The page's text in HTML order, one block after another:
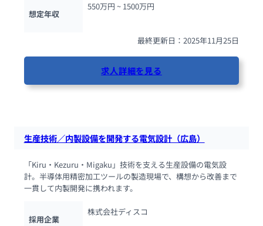
想定年収
550万円 ~ 1500万円
最終更新日：2025年11月25日
求人詳細を見る
生産技術／内製設備を開発する電気設計（広島）
「Kiru・Kezuru・Migaku」技術を支える生産設備の電気設
計。半導体用精密加工ツールの製造現場で、構想から改善まで
一貫して内製開発に携われます。
採用企業
株式会社ディスコ